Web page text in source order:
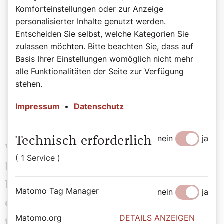
zur Projektionsfläche einer neuen Bebilderung. Er zeigt,
wie facettenreich das Symbol des Kreuzes ist und welche
vielfältigen Deutungen es im Bereich der Theologie, der
Kunst, der Literaturwissenschaft und der Philosophie
gefunden hat. So bedachten etwa die Kirchenväter
Odysseus am Mast als Modell des Gekreuzigten, Platon
dachte über den „gekreuzigten Gerechten“ in seiner
„Politeia“ nach. Und Tück meditiert u a. die
beim Alberner Hafen in Wien.
Warum verwenden Sie dieses
berühmte Bild aus dem Wiener
Erzbischöflichen Palais auf dem Cover
des Buches? Das beschädigte Kreuz
gleichsam als Symbolbild?
Komforteinstellungen oder zur Anzeige
personalisierter Inhalte genutzt werden.
Entscheiden Sie selbst, welche Kategorien Sie
zulassen möchten. Bitte beachten Sie, dass auf
Basis Ihrer Einstellungen womöglich nicht mehr
alle Funktionalitäten der Seite zur Verfügung
stehen.
Impressum • Datenschutz
Technisch erforderlich
( 1 Service )
nein ja
Matomo Tag Manager nein ja
Matomo.org DETAILS ANZEIGEN